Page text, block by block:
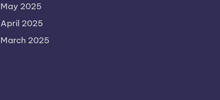
May 2025
April 2025
March 2025